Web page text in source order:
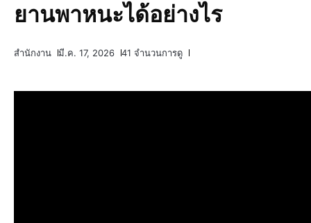
ยานพาหนะได้อย่างไร
สำนักงาน มี.ค. 17, 2026 41 จำนวนการดู